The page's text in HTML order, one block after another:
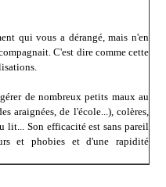
qui vous a dérangé, mais n'en
C'est dire comme cette
de nombreux petits maux au
araignées, de l'école...), colères,
lit... Son efficacité est sans pareil
et phobies et d'une rapidité